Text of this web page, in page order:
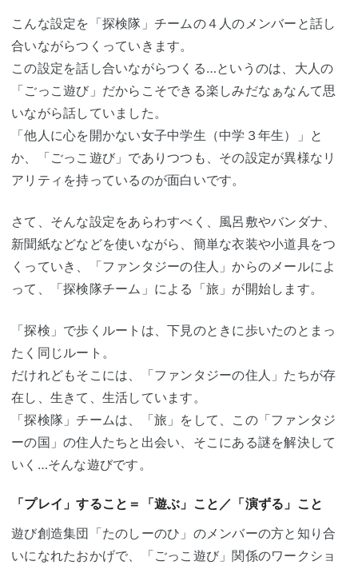
こんな設定を「探検隊」チームの４人のメンバーと話し
合いながらつくっていきます。
この設定を話し合いながらつくる…というのは、大人の
「ごっこ遊び」だからこそできる楽しみだなぁなんて思
いながら話していました。
「他人に心を開かない女子中学生（中学３年生）」と
か、「ごっこ遊び」でありつつも、その設定が異様なリ
アリティを持っているのが面白いです。
さて、そんな設定をあらわすべく、風呂敷やバンダナ、
新聞紙などなどを使いながら、簡単な衣装や小道具をつ
くっていき、「ファンタジーの住人」からのメールによ
って、「探検隊チーム」による「旅」が開始します。
「探検」で歩くルートは、下見のときに歩いたのとまっ
たく同じルート。
だけれどもそこには、「ファンタジーの住人」たちが存
在し、生きて、生活しています。
「探検隊」チームは、「旅」をして、この「ファンタジ
ーの国」の住人たちと出会い、そこにある謎を解決して
いく…そんな遊びです。
「プレイ」すること＝「遊ぶ」こと／「演ずる」こと
遊び創造集団「たのしーのひ」のメンバーの方と知り合
いになれたおかげで、「ごっこ遊び」関係のワークショ